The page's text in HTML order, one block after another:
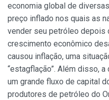
economia global de
preço inflado nos quais as
vender seu petróleo depois
crescimento econômico
causou inflação, uma
“estagflação”. Além disso,
um grande fluxo de capital
produtores de petróleo do